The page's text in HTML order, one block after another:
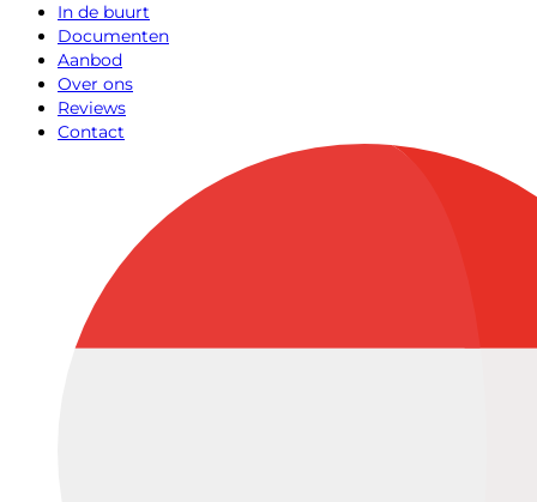
In de buurt
Documenten
Aanbod
Over ons
Reviews
Contact